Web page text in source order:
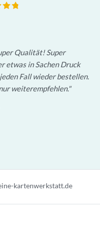
Qualität! Super
etwas in Sachen Druck
Fall wieder bestellen.
weiterempfehlen.
kartenwerkstatt.de